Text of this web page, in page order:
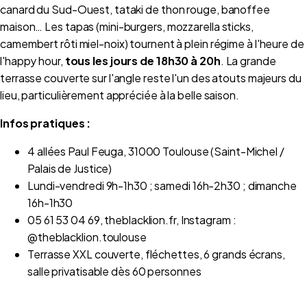
canard du Sud-Ouest, tataki de thon rouge, banoffee
maison… Les tapas (mini-burgers, mozzarella sticks,
camembert rôti miel-noix) tournent à plein régime à l'heure de
l'happy hour, tous les jours de 18h30 à 20h. La grande
terrasse couverte sur l'angle reste l'un des atouts majeurs du
lieu, particulièrement appréciée à la belle saison.
Infos pratiques :
4 allées Paul Feuga, 31000 Toulouse (Saint-Michel /
Palais de Justice)
Lundi-vendredi 9h-1h30 ; samedi 16h-2h30 ; dimanche
16h-1h30
05 61 53 04 69, theblacklion.fr, Instagram :
@theblacklion.toulouse
Terrasse XXL couverte, fléchettes, 6 grands écrans,
salle privatisable dès 60 personnes